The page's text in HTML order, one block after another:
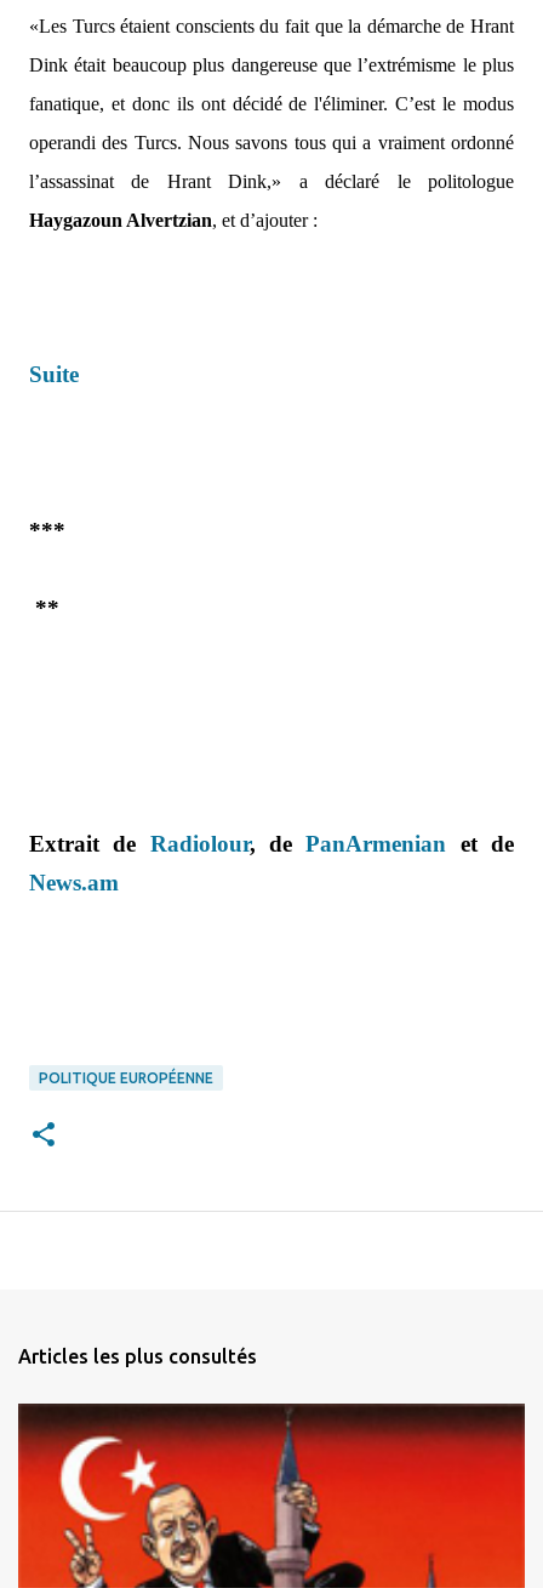
«Les Turcs étaient conscients du fait que la démarche de Hrant
Dink était beaucoup plus dangereuse que l’extrémisme le plus
fanatique, et donc ils ont décidé de l'éliminer. C’est le modus
operandi des Turcs. Nous savons tous qui a vraiment ordonné
l’assassinat de Hrant Dink,» a déclaré le politologue
Haygazoun Alvertzian, et d’ajouter :
Suite
***
**
Extrait de Radiolour, dePanArmenian et de
News.am
POLITIQUE EUROPÉENNE
Articles les plus consultés